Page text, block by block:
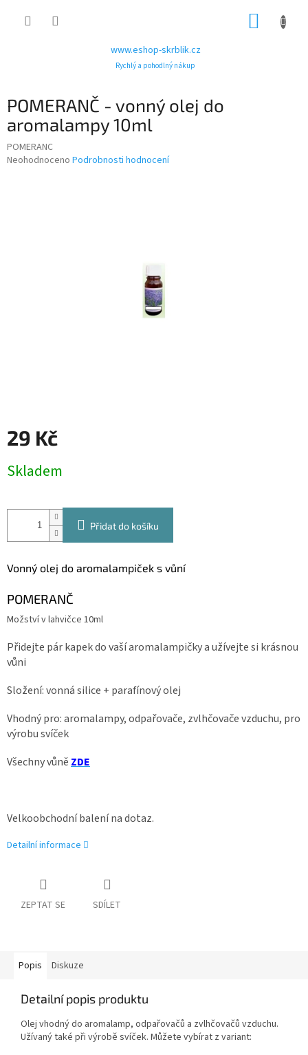
www.eshop-skrblik.cz
Rychlý a pohodlný nákup
POMERANČ - vonný olej do
aromalampy 10ml
POMERANC
Průměrné
Neohodnoceno Podrobnosti hodnocení
29 Kč
cena:
Skladem
Přidat do košíku
Vonný olej do aromalampiček s vůní
POMERANČ
Možství v lahvičce 10ml
Přidejte pár kapek do vaší aromalampičky a užívejte si krásnou
vůni
Složení: vonná silice + parafínový olej
Vhodný pro: aromalampy, odpařovače, zvlhčovače vzduchu, pro
výrobu svíček
Všechny vůně ZDE
Velkoobchodní balení na dotaz.
Detailní informace
ZEPTAT SE SDÍLET
Popis Diskuze
Detailní popis produktu
Olej vhodný do aromalamp, odpařovačů a zvlhčovačů vzduchu.
Užívaný také při výrobě svíček. Můžete vybírat z variant: